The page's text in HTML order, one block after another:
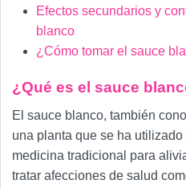
Efectos secundarios y
blanco
¿Cómo tomar el sauce
¿Qué es el sauce
El sauce blanco, también
una planta que se ha
medicina tradicional para
tratar afecciones de salud